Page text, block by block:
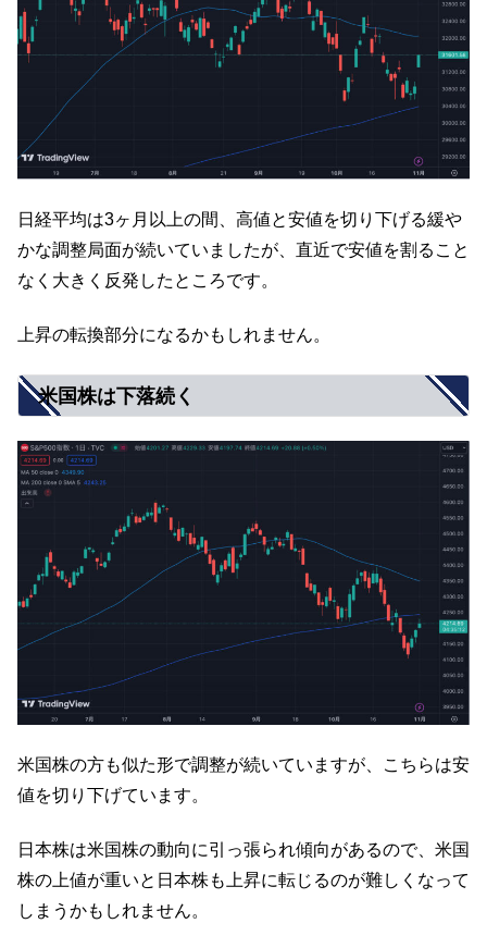
日経平均は3ヶ月以上の間、高値と安値を切り下げる緩や
かな調整局面が続いていましたが、直近で安値を割ること
なく大きく反発したところです。
上昇の転換部分になるかもしれません。
米国株は下落続く
米国株の方も似た形で調整が続いていますが、こちらは安
値を切り下げています。
日本株は米国株の動向に引っ張られ傾向があるので、米国
株の上値が重いと日本株も上昇に転じるのが難しくなって
しまうかもしれません。